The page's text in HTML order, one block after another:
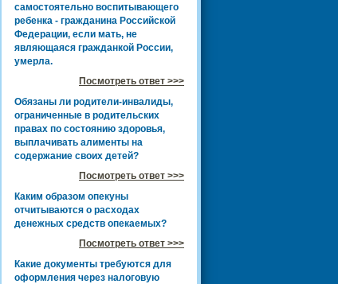
самостоятельно воспитывающего
ребенка - гражданина Российской
Федерации, если мать, не
являющаяся гражданкой России,
умерла.
Посмотреть ответ >>>
Обязаны ли родители-инвалиды,
ограниченные в родительских
правах по состоянию здоровья,
выплачивать алименты на
содержание своих детей?
Посмотреть ответ >>>
Каким образом опекуны
отчитываются о расходах
денежных средств опекаемых?
Посмотреть ответ >>>
Какие документы требуются для
оформления через налоговую